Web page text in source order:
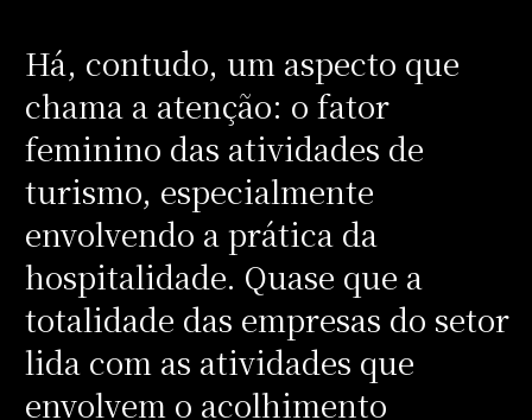
Há, contudo, um aspecto que
chama a atenção: o fator
feminino das atividades de
turismo, especialmente
envolvendo a prática da
hospitalidade. Quase que a
totalidade das empresas do setor
lida com as atividades que
envolvem o acolhimento